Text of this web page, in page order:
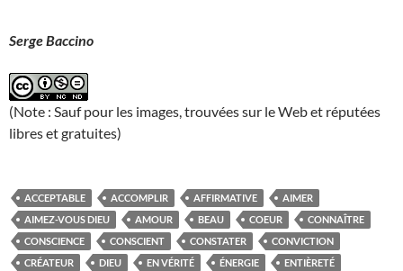
Serge Baccino
(Note : Sauf pour les images, trouvées sur le Web et réputées
libres et gratuites)
ACCEPTABLE ACCOMPLIR AFFIRMATIVE
AIMER
AIMEZ-VOUS DIEU
AMOUR BEAU COEUR
CONNAÎTRE
CONSCIENCE
CONSCIENT CONSTATER
CONVICTION
CRÉATEUR
DIEU EN VÉRITÉ ÉNERGIE
ENTIÈRETÉ